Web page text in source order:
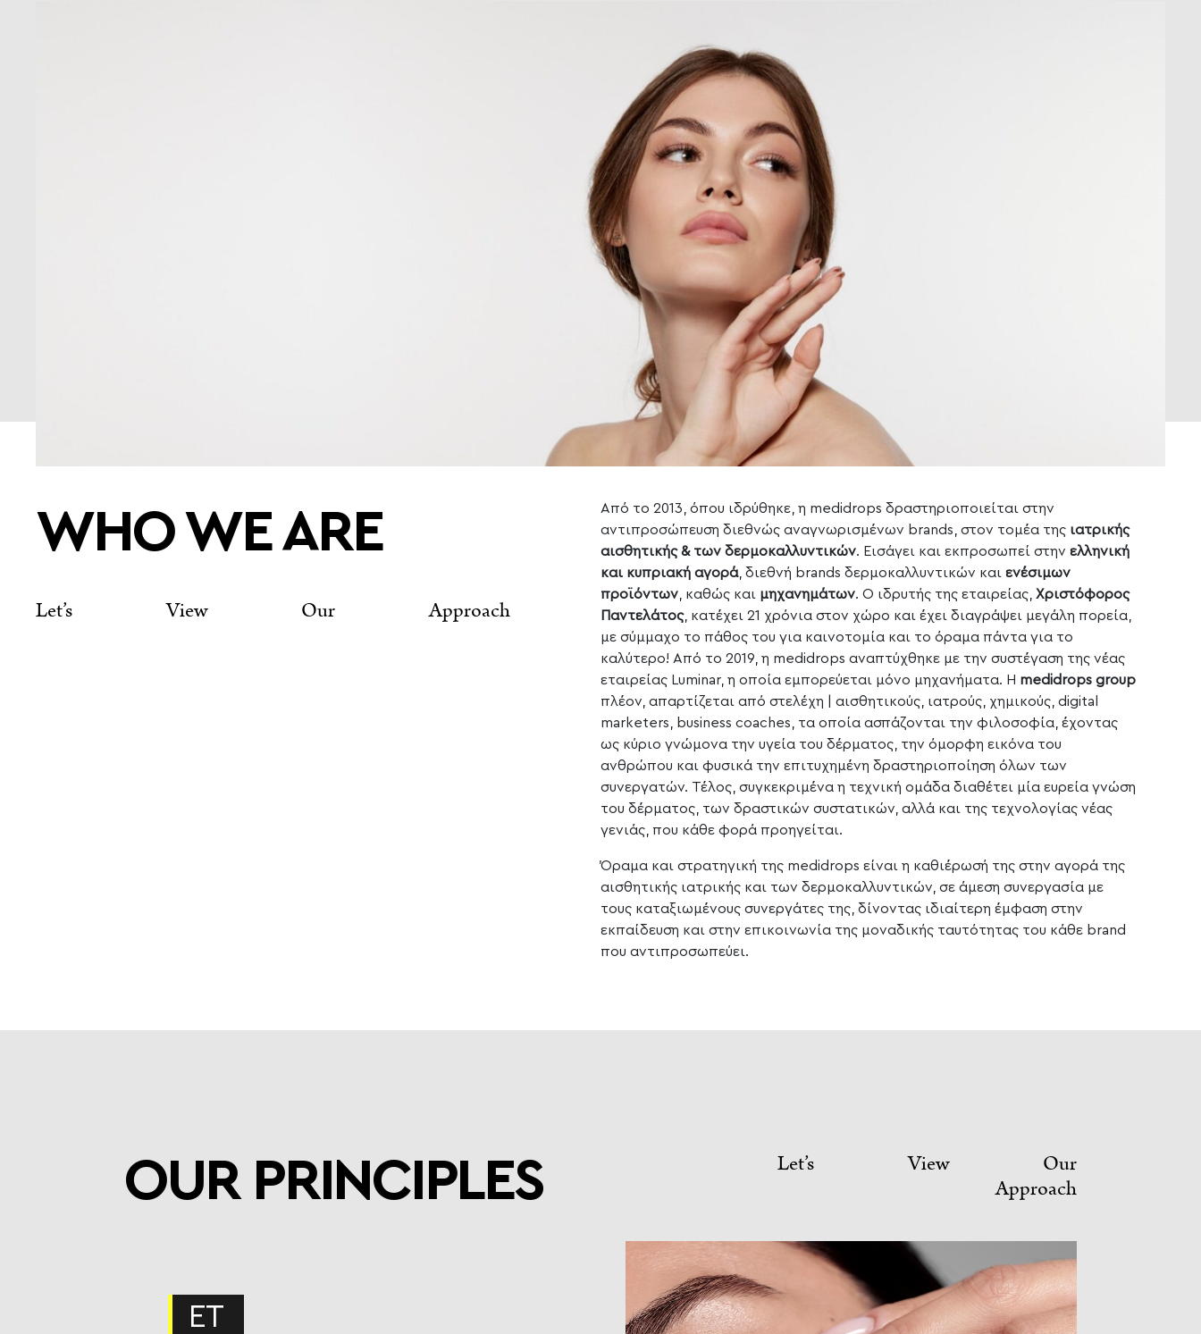
WHO WE ARE
Let’s View Our Approach
Από το 2013, όπου ιδρύθηκε, η medidrops δραστηριοποιείται στην
αντιπροσώπευση διεθνώς αναγνωρισμένων brands, στον τομέα της ιατρικής
αισθητικής & των δερμοκαλλυντικών. Εισάγει και εκπροσωπεί στην ελληνική
και κυπριακή αγορά, διεθνή brands δερμοκαλλυντικών και ενέσιμων
προϊόντων, καθώς και μηχανημάτων. Ο ιδρυτής της εταιρείας, Χριστόφορος
Παντελάτος, κατέχει 21 χρόνια στον χώρο και έχει διαγράψει μεγάλη πορεία,
με σύμμαχο το πάθος του για καινοτομία και το όραμα πάντα για το
καλύτερο! Από το 2019, η medidrops αναπτύχθηκε με την συστέγαση της νέας
εταιρείας Luminar, η οποία εμπορεύεται μόνο μηχανήματα. H medidrops group
πλέον, απαρτίζεται από στελέχη | αισθητικούς, ιατρούς, χημικούς, digital
marketers, business coaches, τα οποία ασπάζονται την φιλοσοφία, έχοντας
ως κύριο γνώμονα την υγεία του δέρματος, την όμορφη εικόνα του
ανθρώπου και φυσικά την επιτυχημένη δραστηριοποίηση όλων των
συνεργατών. Τέλος, συγκεκριμένα η τεχνική ομάδα διαθέτει μία ευρεία γνώση
του δέρματος, των δραστικών συστατικών, αλλά και της τεχνολογίας νέας
γενιάς, που κάθε φορά προηγείται.
Όραμα και στρατηγική της medidrops είναι η καθιέρωσή της στην αγορά της
αισθητικής ιατρικής και των δερμοκαλλυντικών, σε άμεση συνεργασία με
τους καταξιωμένους συνεργάτες της, δίνοντας ιδιαίτερη έμφαση στην
εκπαίδευση και στην επικοινωνία της μοναδικής ταυτότητας του κάθε brand
που αντιπροσωπεύει.
OUR PRINCIPLES
Let’s View Our
Approach
ET